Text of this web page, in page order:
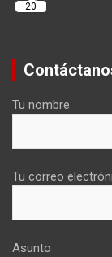
20
Tu nombre
Tu correo
Asunto